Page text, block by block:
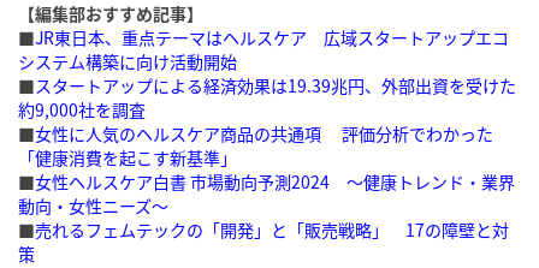
【編集部おすすめ記事】
■JR東日本、重点テーマはヘルスケア 広域スタートアップエコ
システム構築に向け活動開始
■スタートアップによる経済効果は19.39兆円、外部出資を受けた
約9,000社を調査
■女性に人気のヘルスケア商品の共通項 評価分析でわかった
「健康消費を起こす新基準」
■女性ヘルスケア白書 市場動向予測2024 〜健康トレンド・業界
動向・女性ニーズ〜
■売れるフェムテックの「開発」と「販売戦略」 17の障壁と対
策